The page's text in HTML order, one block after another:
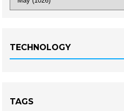
TECHNOLOGY
TAGS